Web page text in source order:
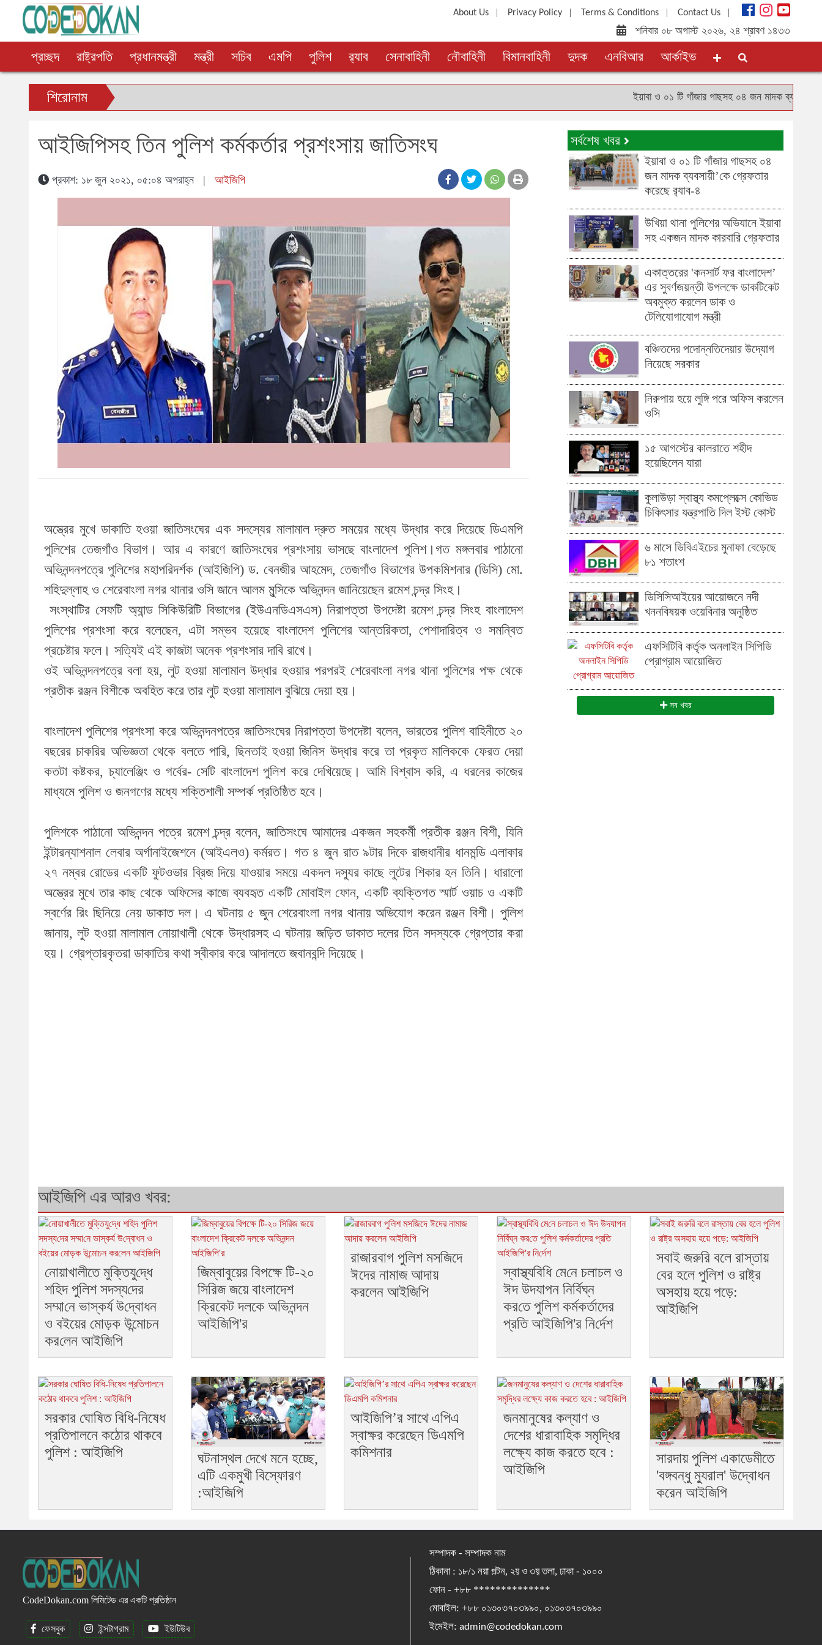
About Us| Privacy Policy| Terms & Conditions| Contact Us|
শনিবার ০৮ অগাস্ট ২০২৬, ২৪ শ্রাবণ ১৪৩৩
প্রচ্ছদ রাষ্ট্রপতি প্রধানমন্ত্রী মন্ত্রী সচিব এমপি পুলিশ র‍্যাব সেনাবাহিনী নৌবাহিনী বিমানবাহিনী দুদক এনবিআর আর্কাইভ
শিরোনাম ইয়াবা ও ০১ টি গাঁজার গাছসহ ০৪ জন মাদক ব্যবসায়ী’কে
আইজিপিসহ তিন পুলিশ কর্মকর্তার প্রশংসায় জাতিসংঘ
প্রকাশ: ১৮ জুন ২০২১, ০৫:০৪ অপরাহ্ন | আইজিপি
অস্ত্রের মুখে ডাকাতি হওয়া জাতিসংঘের এক সদস্যের মালামাল দ্রুত সময়ের মধ্যে উদ্ধার করে দিয়েছে ডিএমপি
পুলিশের তেজগাঁও বিভাগ। আর এ কারণে জাতিসংঘের প্রশংসায় ভাসছে বাংলাদেশ পুলিশ।গত মঙ্গলবার পাঠানো
অভিনন্দনপত্রে পুলিশের মহাপরিদর্শক (আইজিপি) ড. বেনজীর আহমেদ, তেজগাঁও বিভাগের উপকমিশনার (ডিসি) মো.
শহিদুল্লাহ ও শেরেবাংলা নগর থানার ওসি জানে আলম মুন্সিকে অভিনন্দন জানিয়েছেন রমেশ চন্দ্র সিংহ।
সংস্থাটির সেফটি অ্যান্ড সিকিউরিটি বিভাগের (ইউএনডিএসএস) নিরাপত্তা উপদেষ্টা রমেশ চন্দ্র সিংহ বাংলাদেশ
পুলিশের প্রশংসা করে বলেছেন, এটা সম্ভব হয়েছে বাংলাদেশ পুলিশের আন্তরিকতা, পেশাদারিত্ব ও সমন্বিত
প্রচেষ্টার ফলে। সত্যিই এই কাজটা অনেক প্রশংসার দাবি রাখে।
ওই অভিনন্দনপত্রে বলা হয়, লুট হওয়া মালামাল উদ্ধার হওয়ার পরপরই শেরেবাংলা নগর থানা পুলিশের পক্ষ থেকে
প্রতীক রঞ্জন বিশীকে অবহিত করে তার লুট হওয়া মালামাল বুঝিয়ে দেয়া হয়।
বাংলাদেশ পুলিশের প্রশংসা করে অভিনন্দনপত্রে জাতিসংঘের নিরাপত্তা উপদেষ্টা বলেন, ভারতের পুলিশ বাহিনীতে ২০
বছরের চাকরির অভিজ্ঞতা থেকে বলতে পারি, ছিনতাই হওয়া জিনিস উদ্ধার করে তা প্রকৃত মালিককে ফেরত দেয়া
কতটা কষ্টকর, চ্যালেঞ্জিং ও গর্বের- সেটি বাংলাদেশ পুলিশ করে দেখিয়েছে। আমি বিশ্বাস করি, এ ধরনের কাজের
মাধ্যমে পুলিশ ও জনগণের মধ্যে শক্তিশালী সম্পর্ক প্রতিষ্ঠিত হবে।
পুলিশকে পাঠানো অভিনন্দন পত্রে রমেশ চন্দ্র বলেন, জাতিসংঘে আমাদের একজন সহকর্মী প্রতীক রঞ্জন বিশী, যিনি
ইন্টারন্যাশনাল লেবার অর্গানাইজেশনে (আইএলও) কর্মরত। গত ৪ জুন রাত ৯টার দিকে রাজধানীর ধানমন্ডি এলাকার
২৭ নম্বর রোডের একটি ফুটওভার ব্রিজ দিয়ে যাওয়ার সময়ে একদল দস্যুর কাছে লুটের শিকার হন তিনি। ধারালো
অস্ত্রের মুখে তার কাছ থেকে অফিসের কাজে ব্যবহৃত একটি মোবাইল ফোন, একটি ব্যক্তিগত স্মার্ট ওয়াচ ও একটি
স্বর্ণের রিং ছিনিয়ে নেয় ডাকাত দল। এ ঘটনায় ৫ জুন শেরেবাংলা নগর থানায় অভিযোগ করেন রঞ্জন বিশী। পুলিশ
জানায়, লুট হওয়া মালামাল নোয়াখালী থেকে উদ্ধারসহ এ ঘটনায় জড়িত ডাকাত দলের তিন সদস্যকে গ্রেপ্তার করা
হয়। গ্রেপ্তারকৃতরা ডাকাতির কথা স্বীকার করে আদালতে জবানবন্দি দিয়েছে।
সর্বশেষ খবর
ইয়াবা ও ০১ টি গাঁজার গাছসহ ০৪
জন মাদক ব্যবসায়ী’কে গ্রেফতার
করেছে র‌্যাব-৪
উখিয়া থানা পুলিশের অভিযানে ইয়াবা
সহ একজন মাদক কারবারি গ্রেফতার
একাত্তরের 'কনসার্ট ফর বাংলাদেশ’
এর সুবর্ণজয়ন্তী উপলক্ষে ডাকটিকেট
অবমুক্ত করলেন ডাক ও
টেলিযোগাযোগ মন্ত্রী
বঞ্চিতদের পদোন্নতিদেয়ার উদ্যোগ
নিয়েছে সরকার
নিরুপায় হয়ে লুঙ্গি পরে অফিস করলেন
ওসি
১৫ আগস্টের কালরাতে শহীদ
হয়েছিলেন যারা
কুলাউড়া স্বাস্থ্য কমপ্লেক্সে কোভিড
চিকিৎসার যন্ত্রপাতি দিল ইস্ট কোস্ট
৬ মাসে ডিবিএইচের মুনাফা বেড়েছে
৮১ শতাংশ
ডিসিসিআইয়ের আয়োজনে নদী
খননবিষয়ক ওয়েবিনার অনুষ্ঠিত
এফসিটিবি কর্তৃক অনলাইন সিপিডি
প্রোগ্রাম আয়োজিত
সব খবর
আইজিপি এর আরও খবর:
নোয়াখা‌লীতে মু‌ক্তিযু‌দ্ধে
শ‌হিদ পু‌লিশ সদস্য‌দের
সম্মা‌নে ভাস্কর্য উ‌দ্বোধন
ও বইয়ের মোড়ক উন্মোচন
কর‌লেন আই‌জি‌পি
জিম্বাবুয়ের বিপক্ষে টি-২০
সিরিজ জয়ে বাংলাদেশ
ক্রিকেট দলকে অভিনন্দন
আইজিপি'র
রাজারবাগ পুলিশ মসজিদে
ঈদের নামাজ আদায়
করলেন আইজিপি
স্বাস্থ্য‌বি‌ধি মে‌নে চলাচল ও
ঈদ উদযাপন নি‌র্বিঘ্ন
কর‌তে পুলিশ কর্মকর্তাদের
প্রতি আই‌জি‌পি'র নি‌র্দেশ
সবাই জরুরি বলে রাস্তায়
বের হলে পুলিশ ও রাষ্ট্র
অসহায় হয়ে পড়ে:
আইজিপি
সরকার ঘোষিত বিধি-নিষেধ
প্রতিপালনে কঠোর থাকবে
পুলিশ : আইজিপি
ঘটনাস্থল দেখে মনে হচ্ছে,
এটি একমুখী বিস্ফোরণ
:আইজিপি
আইজিপি’র সাথে এপিএ
স্বাক্ষর করেছেন ডিএমপি
কমিশনার
জনমানুষের কল্যাণ ও
দেশের ধারাবাহিক সমৃদ্ধির
লক্ষ্যে কাজ করতে হবে :
আইজিপি
সারদায় পুলিশ একাডেমীতে
'বঙ্গবন্ধু ম্যুরাল' উদ্বোধন
করেন আইজিপি
CodeDokan.com লিমিটেড এর একটি প্রতিষ্ঠান
ফেসবুক ইন্সটাগ্রাম ইউটিউব
সম্পাদক - সম্পাদক নাম
ঠিকানা : ১৮/১ নয়া পল্টন, ২য় ও ৩য় তলা, ঢাকা - ১০০০
ফোন - +৮৮ **************
মোবাইল: +৮৮ ০১৩০৩৭০৩৯৯০, ০১৩০৩৭০৩৯৯০
ইমেইল: admin@codedokan.com